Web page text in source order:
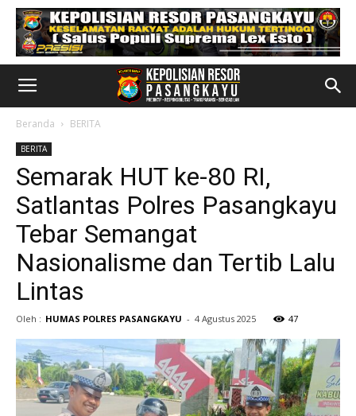
Beranda BERITA
BERITA
Semarak HUT ke-80 RI,
Satlantas Polres Pasangkayu
Tebar Semangat
Nasionalisme dan Tertib Lalu
Lintas
Oleh : HUMAS POLRES PASANGKAYU - 4 Agustus 2025 47